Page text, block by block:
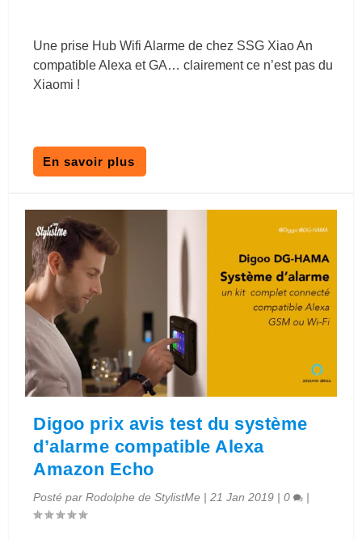
Une prise Hub Wifi Alarme de chez SSG Xiao An
compatible Alexa et GA… clairement ce n’est pas du
Xiaomi !
En savoir plus
Digoo prix avis test du système
d’alarme compatible Alexa
Amazon Echo
Posté parRodolphe de StylistMe |21 Jan 2019 |0 |